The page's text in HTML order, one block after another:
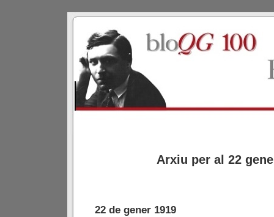
Arxiu per al 22
22 de gener 1919